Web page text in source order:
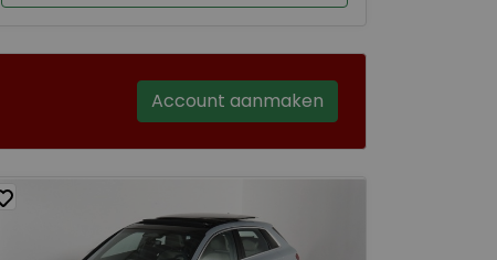
Account aanmaken